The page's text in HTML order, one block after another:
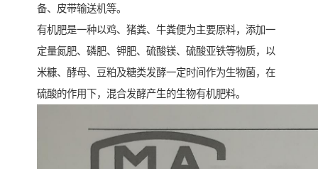
备、皮带输送机等。
有机肥是一种以鸡、猪粪、牛粪便为主要原料，添加一
定量氮肥、磷肥、钾肥、硫酸镁、硫酸亚铁等物质，以
米糠、酵母、豆粕及糖类发酵一定时间作为生物菌，在
硫酸的作用下，混合发酵产生的生物有机肥料。